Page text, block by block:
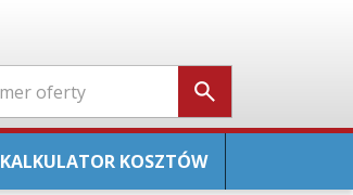
KALKULATOR KOSZTÓW